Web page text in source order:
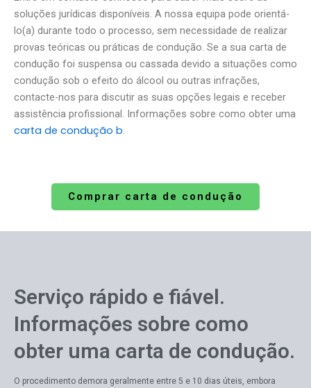
soluções jurídicas disponíveis. A nossa equipa pode orientá-
lo(a) durante todo o processo, sem necessidade de realizar
provas teóricas ou práticas de condução. Se a sua carta de
condução foi suspensa ou cassada devido a situações como
condução sob o efeito do álcool ou outras infrações,
contacte-nos para discutir as suas opções legais e receber
assistência profissional. Informações sobre como obter uma
carta de condução b.
Comprar carta de condução
Serviço rápido e fiável.
Informações sobre como
obter uma carta de condução.
O procedimento demora geralmente entre 5 e 10 dias úteis, embora